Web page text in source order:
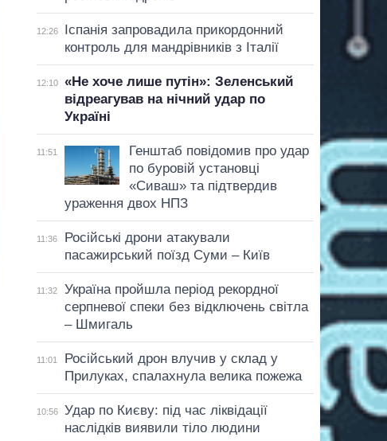
12:26
Іспанія запровадила прикордонний
контроль для мандрівників з Італії
12:10
«Не хоче лише путін»: Зеленський
відреагував на нічний удар по
Україні
11:51
Генштаб повідомив про удар
по буровій установці
«Сиваш» та підтвердив
ураження двох НПЗ
11:36
Російські дрони атакували
пасажирський поїзд Суми – Київ
11:32
Україна пройшла період рекордної
серпневої спеки без відключень світла
– Шмигаль
11:01
Російський дрон влучив у склад у
Прилуках, спалахнула велика пожежа
10:56
Удар по Києву: під час ліквідації
наслідків виявили тіло людини